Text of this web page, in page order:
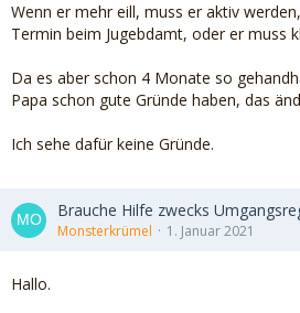
Wenn er mehr eill, muss er aktiv
Termin beim Jugebdamt, oder er muss
Da es aber schon 4 Monate so
Papa schon gute Gründe haben, das
Ich sehe dafür keine Gründe.
Brauche Hilfe zwecks
Monsterkrümel 1. Januar 2021
Hallo.